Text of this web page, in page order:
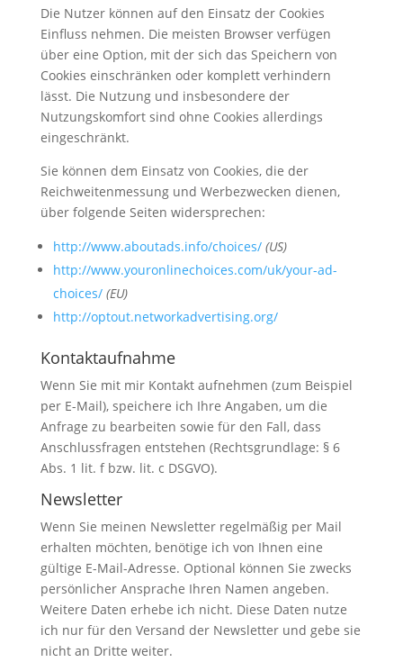
Die Nutzer können auf den Einsatz der Cookies
Einfluss nehmen. Die meisten Browser verfügen
über eine Option, mit der sich das Speichern von
Cookies einschränken oder komplett verhindern
lässt. Die Nutzung und insbesondere der
Nutzungskomfort sind ohne Cookies allerdings
eingeschränkt.
Sie können dem Einsatz von Cookies, die der
Reichweitenmessung und Werbezwecken dienen,
über folgende Seiten widersprechen:
http://www.aboutads.info/choices/ (US)
http://www.youronlinechoices.com/uk/your-ad-
choices/ (EU)
http://optout.networkadvertising.org/
Kontaktaufnahme
Wenn Sie mit mir Kontakt aufnehmen (zum Beispiel
per E-Mail), speichere ich Ihre Angaben, um die
Anfrage zu bearbeiten sowie für den Fall, dass
Anschlussfragen entstehen (Rechtsgrundlage: § 6
Abs. 1 lit. f bzw. lit. c DSGVO).
Newsletter
Wenn Sie meinen Newsletter regelmäßig per Mail
erhalten möchten, benötige ich von Ihnen eine
gültige E-Mail-Adresse. Optional können Sie zwecks
persönlicher Ansprache Ihren Namen angeben.
Weitere Daten erhebe ich nicht. Diese Daten nutze
ich nur für den Versand der Newsletter und gebe sie
nicht an Dritte weiter.